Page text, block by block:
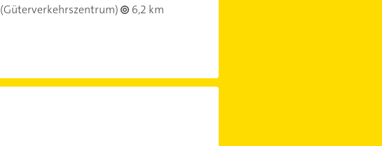
(Güterverkehrszentrum)
6,2 km